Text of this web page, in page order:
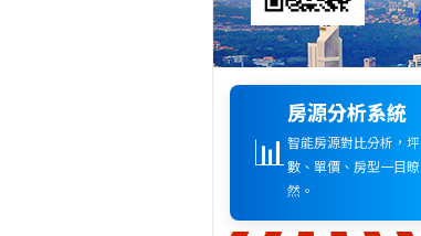
📊
房源分析系統
智能房源對比分析，坪
數、單價、房型一目瞭
然。